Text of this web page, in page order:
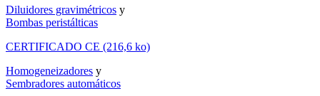
Diluidores gravimétricos y
Bombas peristálticas
CERTIFICADO CE (216,6 ko)
Homogeneizadores y
Sembradores automáticos